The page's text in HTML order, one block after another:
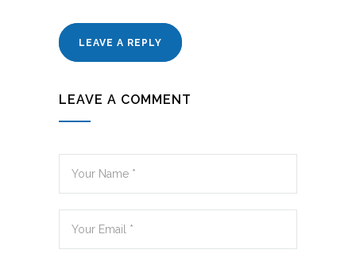
LEAVE A REPLY
LEAVE A COMMENT